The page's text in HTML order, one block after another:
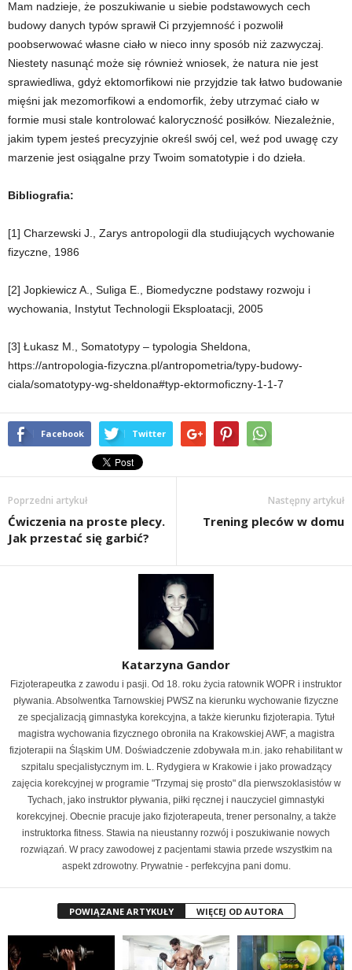
Mam nadzieje, że poszukiwanie u siebie podstawowych cech
budowy danych typów sprawił Ci przyjemność i pozwolił
poobserwować własne ciało w nieco inny sposób niż zazwyczaj.
Niestety nasunąć może się również wniosek, że natura nie jest
sprawiedliwa, gdyż ektomorfikowi nie przyjdzie tak łatwo budowanie
mięśni jak mezomorfikowi a endomorfik, żeby utrzymać ciało w
formie musi stale kontrolować kaloryczność posiłków. Niezależnie,
jakim typem jesteś precyzyjnie określ swój cel, weź pod uwagę czy
marzenie jest osiągalne przy Twoim somatotypie i do dzieła.
Bibliografia:
[1] Charzewski J., Zarys antropologii dla studiujących wychowanie
fizyczne, 1986
[2] Jopkiewicz A., Suliga E., Biomedyczne podstawy rozwoju i
wychowania, Instytut Technologii Eksploatacji, 2005
[3] Łukasz M., Somatotypy – typologia Sheldona,
https://antropologia-fizyczna.pl/antropometria/typy-budowy-
ciala/somatotypy-wg-sheldona#typ-ektormoficzny-1-1-7
Facebook Twitter
Poprzedni artykuł
Ćwiczenia na proste plecy.
Jak przestać się garbić?
Następny artykuł
Trening pleców w domu
Katarzyna Gandor
Fizjoterapeutka z zawodu i pasji. Od 18. roku życia ratownik WOPR i instruktor
pływania. Absolwentka Tarnowskiej PWSZ na kierunku wychowanie fizyczne
ze specjalizacją gimnastyka korekcyjna, a także kierunku fizjoterapia. Tytuł
magistra wychowania fizycznego obroniła na Krakowskiej AWF, a magistra
fizjoterapii na Śląskim UM. Doświadczenie zdobywała m.in. jako rehabilitant w
szpitalu specjalistycznym im. L. Rydygiera w Krakowie i jako prowadzący
zajęcia korekcyjnej w programie "Trzymaj się prosto" dla pierwszoklasistów w
Tychach, jako instruktor pływania, piłki ręcznej i nauczyciel gimnastyki
korekcyjnej. Obecnie pracuje jako fizjoterapeuta, trener personalny, a także
instruktorka fitness. Stawia na nieustanny rozwój i poszukiwanie nowych
rozwiązań. W pracy zawodowej z pacjentami stawia przede wszystkim na
aspekt zdrowotny. Prywatnie - perfekcyjna pani domu.
POWIĄZANE ARTYKUŁY WIĘCEJ OD AUTORA